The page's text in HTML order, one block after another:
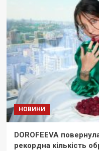
НОВИНИ
DOROFEEVA
рекордна кількість